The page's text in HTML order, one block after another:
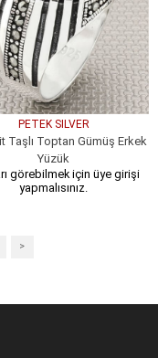
PETEK SILVER
Taşlı Toptan Gümüş Erkek
Yüzük
görebilmek için üye girişi
yapmalısınız.
>